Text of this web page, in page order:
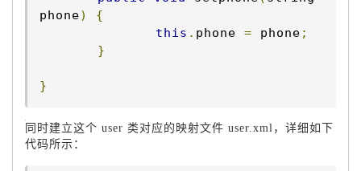
phone)
{
this . phone = phone ;
}
}
同时建立这个 user 类对应的映射文件 user.xml，详细如下
代码所示：